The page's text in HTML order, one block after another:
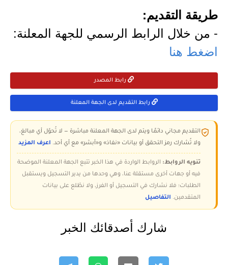
طريقة التقديم:
- من خلال الرابط الرسمي للجهة المعلنة:
اضغط هنا
رابط المصدر
رابط التقديم لدى الجهة المعلنة
التقديم مجاني دائمًا ويتم لدى الجهة المعلنة مباشرة — لا تُحوّل أي مبالغ،
ولا تُشارك رمز التحقق أو بيانات «نفاذ» و«أبشر» مع أي أحد. اعرف المزيد
تنويه الروابط: الروابط الواردة في هذا الخبر تتبع الجهة المعلنة الموضحة
فيه أو جهات أخرى مستقلة عنا، وهي وحدها من يدير التسجيل ويستقبل
الطلبات؛ فلا نشارك في التسجيل أو الفرز، ولا نطّلع على بيانات
المتقدمين. التفاصيل
شارك أصدقائك الخبر